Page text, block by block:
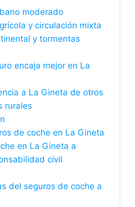
moderado
y circulación mixta
y tormentas
encaja mejor en La
a La Gineta de otros
rurales
de coche en La Gineta
en La Gineta a
civil
del seguros de coche a